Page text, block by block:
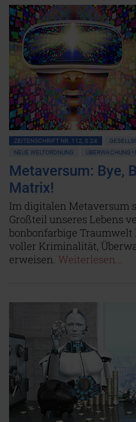
ZEITENSCHRIFT NR. 112, S.24
NEUE WELTORDNUNG
ÜBERWACHUNG •
Metaversum: Bye,
Matrix!
Im digitalen Metaversum
Großteil unseres Lebens
bonbonfarbige
voller Kriminalität,
erweisen. Weiterlesen...